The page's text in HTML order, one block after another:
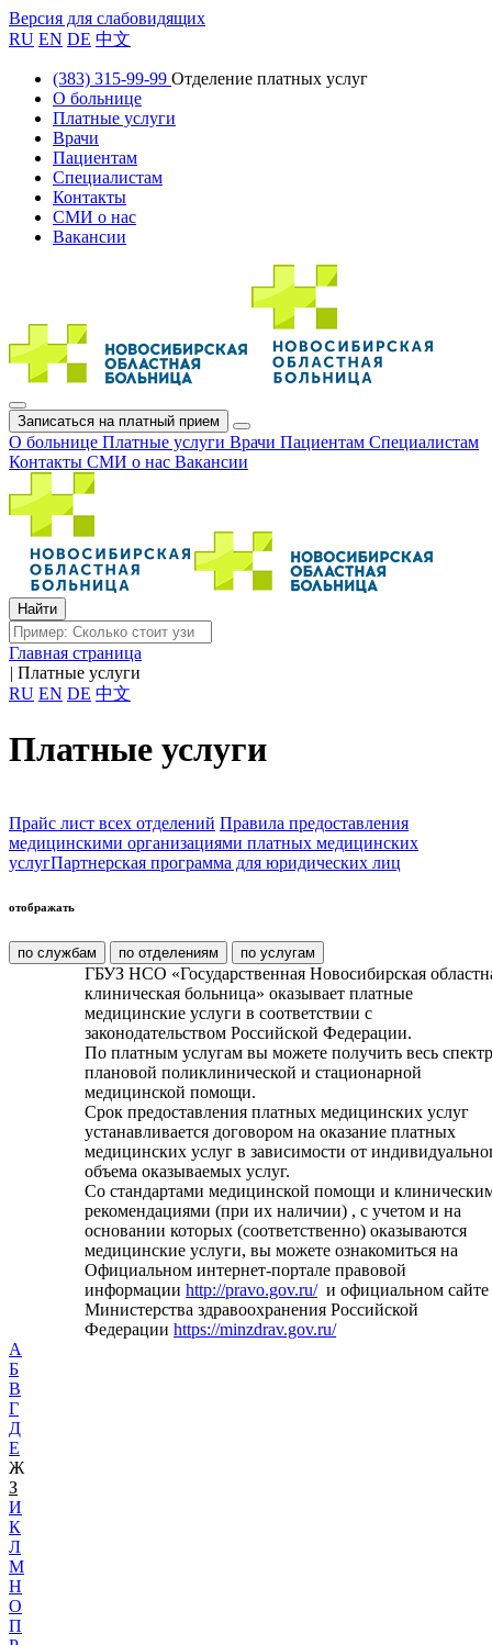
Версия для слабовидящих
RU EN DE 中文
(383) 315-99-99 Отделение платных услуг
О больнице
Платные услуги
Врачи
Пациентам
Специалистам
Контакты
СМИ о нас
Вакансии
Записаться на платный прием
О больнице Платные услуги Врачи Пациентам Специалистам
Контакты СМИ о нас Вакансии
Главная страница
| Платные услуги
RU EN DE 中文
Платные услуги
Прайс лист всех отделений Правила предоставления
медицинскими организациями платных медицинских
услугПартнерская программа для юридических лиц
отображать
по службам по отделениям по услугам
ГБУЗ НСО «Государственная Новосибирская
клиническая больница» оказывает платные
медицинские услуги в соответствии с
законодательством Российской Федерации.
По платным услугам вы можете получить весь
плановой поликлинической и стационарной
медицинской помощи.
Срок предоставления платных медицинских услуг
устанавливается договором на оказание платных
медицинских услуг в зависимости от
объема оказываемых услуг.
Со стандартами медицинской помощи и
рекомендациями (при их наличии) , с учетом и на
основании которых (соответственно) оказываются
медицинские услуги, вы можете ознакомиться на
Официальном интернет-портале правовой
информацииhttp://pravo.gov.ru/и официальном сайте
Министерства здравоохранения Российской
Федерацииhttps://minzdrav.gov.ru/
А
Б
В
Г
Д
Е
Ж
З
И
К
Л
М
Н
О
П